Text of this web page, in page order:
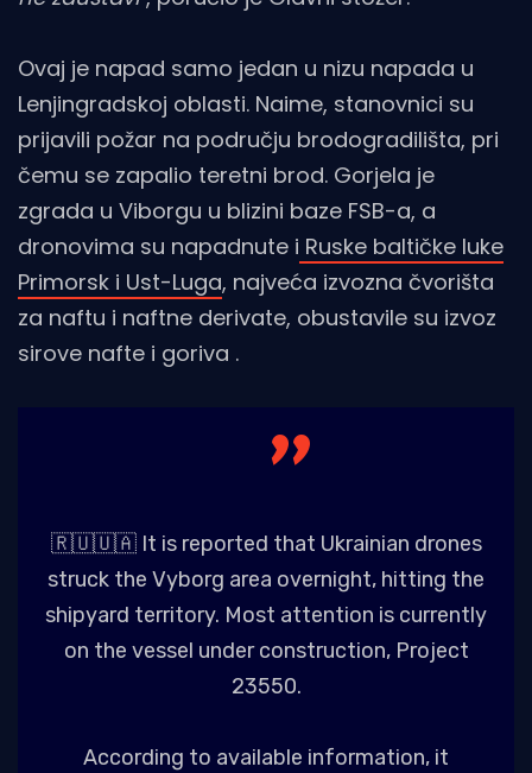
Ovaj je napad samo jedan u nizu napada u
Lenjingradskoj oblasti. Naime, stanovnici su
prijavili požar na području brodogradilišta, pri
čemu se zapalio teretni brod. Gorjela je
zgrada u Viborgu u blizini baze FSB-a, a
dronovima su napadnute i Ruske baltičke luke
Primorsk i Ust-Luga, najveća izvozna čvorišta
za naftu i naftne derivate, obustavile su izvoz
sirove nafte i goriva .
🇷🇺🇺🇦 It is reported that Ukrainian drones
struck the Vyborg area overnight, hitting the
shipyard territory. Most attention is currently
on the vessel under construction, Project
23550.
According to available information, it